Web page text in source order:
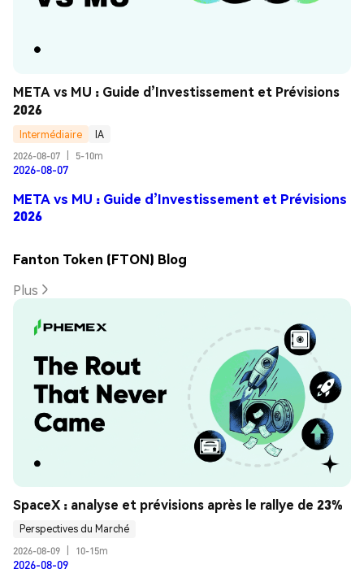
META vs MU : Guide d’Investissement et Prévisions
2026
Intermédiaire
IA
2026-08-07
5-10m
2026-08-07
META vs MU : Guide d’Investissement et Prévisions
2026
Fanton Token (FTON) Blog
Plus
SpaceX : analyse et prévisions après le rallye de 23%
Perspectives du Marché
2026-08-09
10-15m
2026-08-09